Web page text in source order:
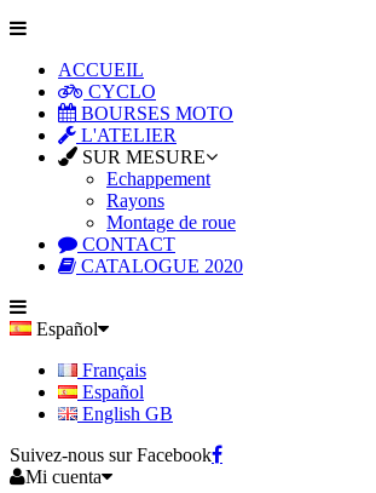
ACCUEIL
CYCLO
BOURSES MOTO
L'ATELIER
SUR MESURE
Echappement
Rayons
Montage de roue
CONTACT
CATALOGUE 2020
Español
Français
Español
English GB
Suivez-nous sur Facebook
Mi cuenta